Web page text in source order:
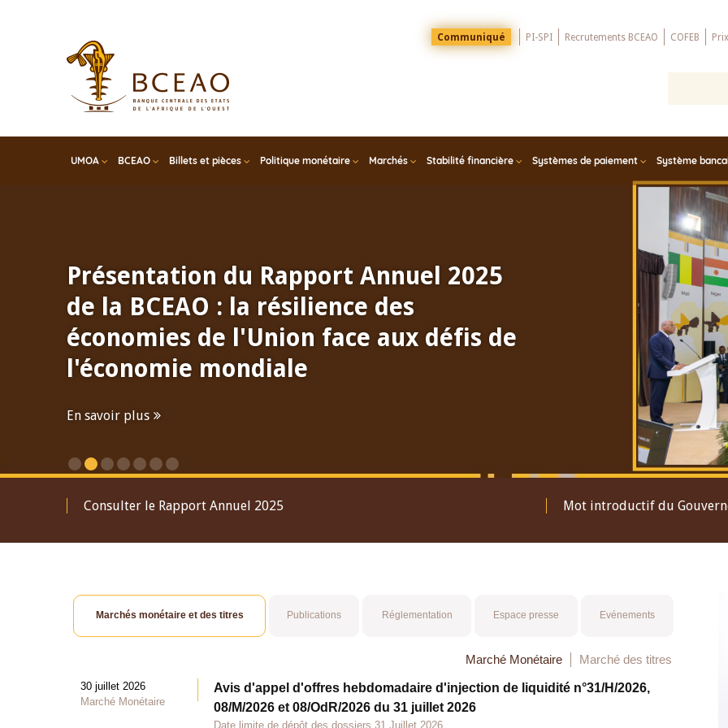
Menu
Top
Communiqué PI-SPI Recrutements BCEAO COFEB
UMOA BCEAO Billets et pièces Politique monétaire Marchés Stabilité financière Systèmes de paiement Système
Présentation du Rapport Annuel 2025
de la BCEAO : la résilience des
économies de l'Union face aux défis de
l'économie mondiale
En savoir plus
Consulter le Rapport Annuel 2025 Mot introductif du
Marchés monétaire et des titres Publications Réglementation Espace presse Evénements
Marché Monétaire Marché des titres
30 juillet 2026
Marché Monétaire
Avis d'appel d'offres hebdomadaire d'injection de liquidité n°31/H/2026,
08/M/2026 et 08/OdR/2026 du 31 juillet 2026
Date limite de dépôt des dossiers 31 Juillet 2026